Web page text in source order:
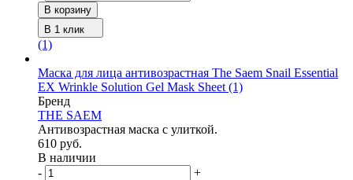
В корзину
В 1 клик
(1)
Маска для лица антивозрастная The Saem Snail Essential
EX Wrinkle Solution Gel Mask Sheet (1)
Бренд
THE SAEM
Антивозрастная маска с улиткой.
610 руб.
В наличии
-
+